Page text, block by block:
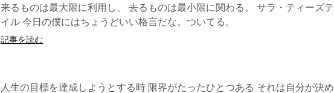
来るものは最大限に利用し、 去るものは最小限に関わる。 サラ・ティーズテ
イル 今日の僕にはちょうどいい格言だな。ついてる。
記事を読む
人生の目標を達成しようとする時 限界がたったひとつある それは自分が決め